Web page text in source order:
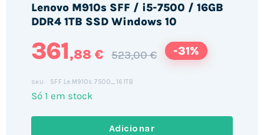
Lenovo M910s SFF / i5-7500 / 16GB
DDR4 1TB SSD Windows 10
361,88 € 523,00 € -31%
SKU: SFF.Le.M910s.7500_161TB
Só 1 em stock
Adicionar